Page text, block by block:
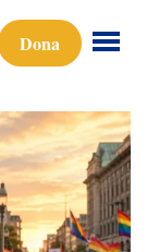
Dona